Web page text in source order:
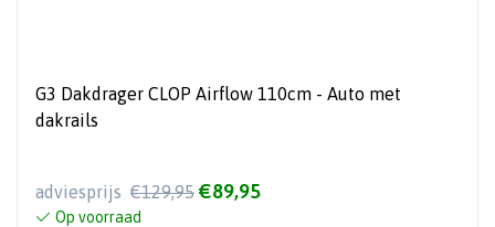
G3 Dakdrager CLOP Airflow 110cm - Auto met
dakrails
adviesprijs €129,95 €89,95
Op voorraad